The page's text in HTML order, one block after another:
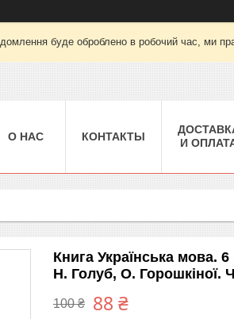
буде оброблено в робочий час, ми
О НАС КОНТАКТЫ
И
Книга Українська мова.
Н. Голуб, О. Горошкіної.
100 ₴ 88 ₴